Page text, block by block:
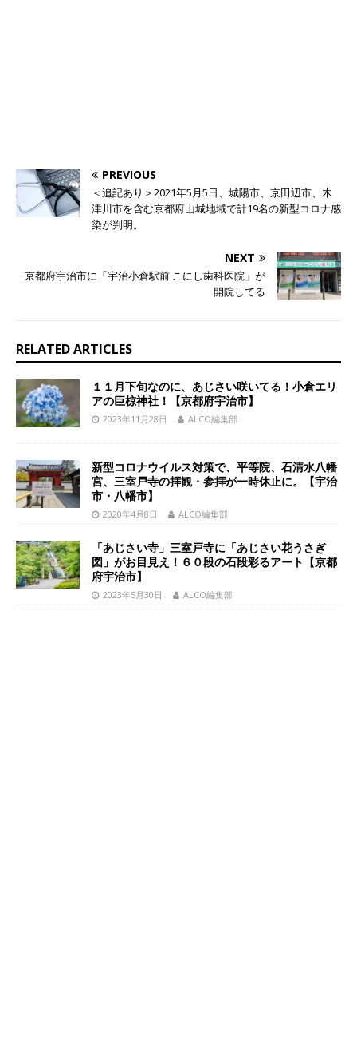
PREVIOUS
＜追記あり＞2021年5月5日、城陽市、京田辺市、木
津川市を含む京都府山城地域で計19名の新型コロナ感
染が判明。
NEXT
京都府宇治市に「宇治小倉駅前 こにし歯科医院」が
開院してる
RELATED ARTICLES
１１月下旬なのに、あじさい咲いてる！小倉エリ
アの巨椋神社！【京都府宇治市】
2023年11月28日 ALCO編集部
新型コロナウイルス対策で、平等院、石清水八幡
宮、三室戸寺の拝観・参拝が一時休止に。【宇治
市・八幡市】
2020年4月8日 ALCO編集部
「あじさい寺」三室戸寺に「あじさい花うさぎ
図」がお目見え！６０段の石段彩るアート【京都
府宇治市】
2023年5月30日 ALCO編集部